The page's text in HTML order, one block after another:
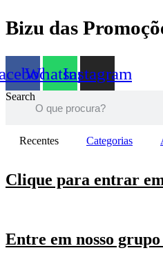
Ir
para
conteúdo
Bizu das
WhatsappInstagram
Search
Recentes Categorias
Clique para entrar
Entre em nosso